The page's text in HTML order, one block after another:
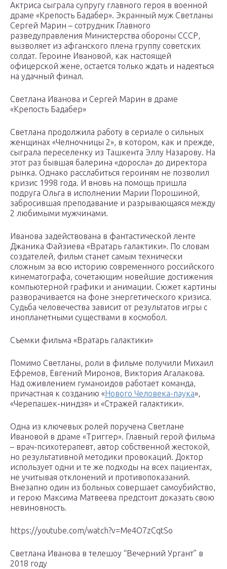
Актриса сыграла супругу главного героя в военной
драме «Крепость Бадабер». Экранный муж Светланы
Сергей Марин – сотрудник Главного
разведуправления Министерства обороны СССР,
вызволяет из афганского плена группу советских
солдат. Героине Ивановой, как настоящей
офицерской жене, остается только ждать и надеяться
на удачный финал.
Светлана Иванова и Сергей Марин в драме
«Крепость Бадабер»
Светлана продолжила работу в сериале о сильных
женщинах «Челночницы 2», в котором, как и прежде,
сыграла переселенку из Ташкента Эллу Назарову. На
этот раз бывшая балерина «доросла» до директора
рынка. Однако расслабиться героиням не позволил
кризис 1998 года. И вновь на помощь пришла
подруга Ольга в исполнении Марии Порошиной,
забросившая преподавание и разрывающаяся между
2 любимыми мужчинами.
Иванова задействована в фантастической ленте
Джаника Файзиева «Вратарь галактики». По словам
создателей, фильм станет самым технически
сложным за всю историю современного российского
кинематографа, сочетающим новейшие достижения
компьютерной графики и анимации. Сюжет картины
разворачивается на фоне энергетического кризиса.
Судьба человечества зависит от результатов игры с
инопланетными существами в космобол.
Съемки фильма «Вратарь галактики»
Помимо Светланы, роли в фильме получили Михаил
Ефремов, Евгений Миронов, Виктория Агалакова.
Над оживлением гуманоидов работает команда,
причастная к созданию «Нового Человека-паука»,
«Черепашек-ниндзя» и «Стражей галактики».
Одна из ключевых ролей поручена Светлане
Ивановой в драме «Триггер». Главный герой фильма
– врач-психотерапевт, автор собственной жестокой,
но результативной методики провокаций. Доктор
использует одни и те же подходы на всех пациентах,
не учитывая отклонений и противопоказаний.
Внезапно один из больных совершает самоубийство,
и герою Максима Матвеева предстоит доказать свою
невиновность.
https://youtube.com/watch?v=Me4O7zCqtSo
Светлана Иванова в телешоу “Вечерний Ургант” в
2018 году